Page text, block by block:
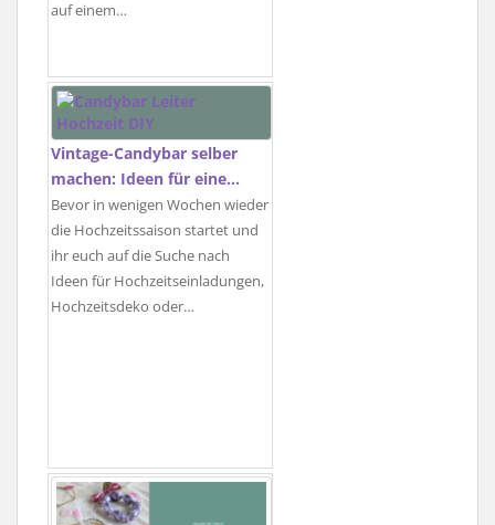
auf einem…
Vintage-Candybar selber
machen: Ideen für eine…
Bevor in wenigen Wochen wieder
die Hochzeitssaison startet und
ihr euch auf die Suche nach
Ideen für Hochzeitseinladungen,
Hochzeitsdeko oder…